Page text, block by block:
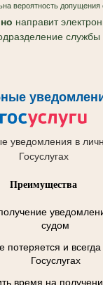
вероятность
направит
службы
уведомления в
Госуслугах
Преимущества
судом
и
Госуслугах
время на